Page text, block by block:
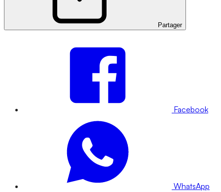
Partager
Facebook
WhatsApp